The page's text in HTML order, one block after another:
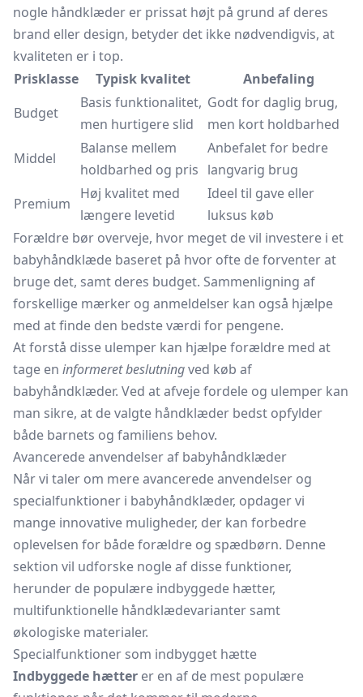
nogle håndklæder er prissat højt på grund af deres
brand eller design, betyder det ikke nødvendigvis, at
kvaliteten er i top.
Prisklasse
Typisk kvalitet
Anbefaling
Budget
Basis funktionalitet,
men hurtigere slid
Godt for daglig brug,
men kort holdbarhed
Middel
Balanse mellem
holdbarhed og pris
Anbefalet for bedre
langvarig brug
Premium
Høj kvalitet med
længere levetid
Ideel til gave eller
luksus køb
Forældre bør overveje, hvor meget de vil investere i et
babyhåndklæde baseret på hvor ofte de forventer at
bruge det, samt deres budget. Sammenligning af
forskellige mærker og anmeldelser kan også hjælpe
med at finde den bedste værdi for pengene.
At forstå disse ulemper kan hjælpe forældre med at
tage en informeret beslutningved køb af
babyhåndklæder. Ved at afveje fordele og ulemper kan
man sikre, at de valgte håndklæder bedst opfylder
både barnets og familiens behov.
Avancerede anvendelser af babyhåndklæder
Når vi taler om mere avancerede anvendelser og
specialfunktioner i babyhåndklæder, opdager vi
mange innovative muligheder, der kan forbedre
oplevelsen for både forældre og spædbørn. Denne
sektion vil udforske nogle af disse funktioner,
herunder de populære indbyggede hætter,
multifunktionelle håndklædevarianter samt
økologiske materialer.
Specialfunktioner som indbygget hætte
Indbyggede hætter er en af de mest populære